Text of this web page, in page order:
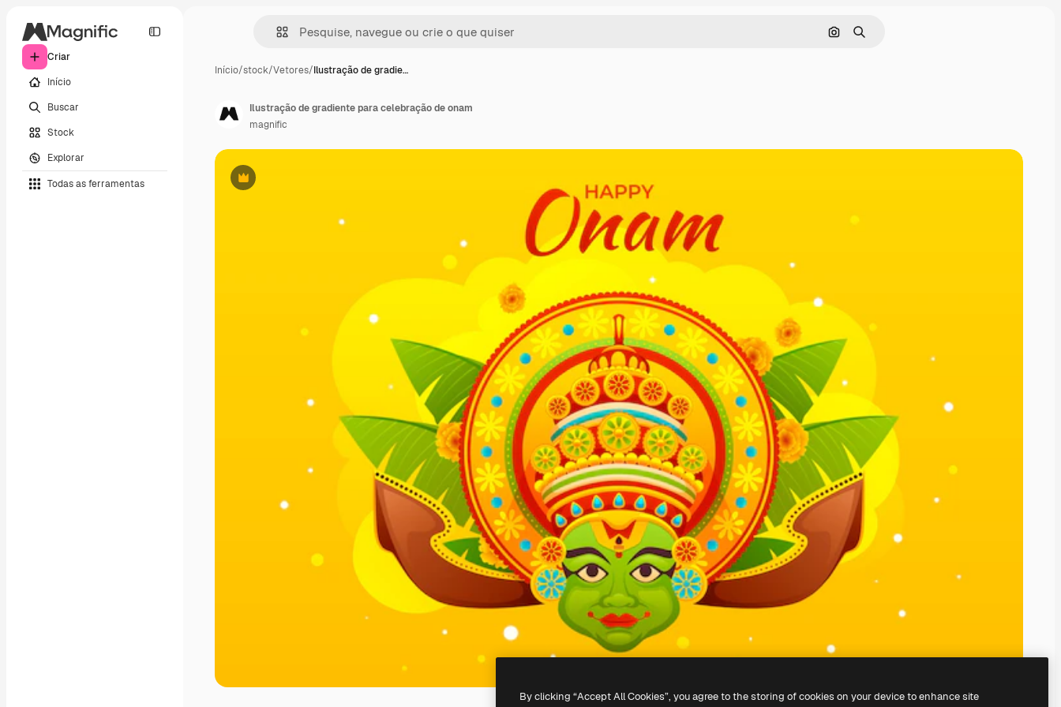
Criar
Início
Buscar
Stock
Explorar
Todas as ferramentas
Pesquisar por imagem
Buscar
Início/stock/Vetores/Ilustração de gradie…
Premium
Ilustração de gradiente para celebração de onam
magnific
By clicking “Accept All Cookies”, you agree to the storing of cookies on your device to enhance site